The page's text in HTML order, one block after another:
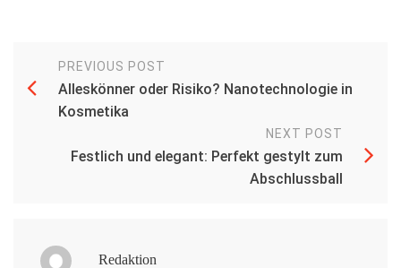
PREVIOUS POST
Alleskönner oder Risiko? Nanotechnologie in
Kosmetika
NEXT POST
Festlich und elegant: Perfekt gestylt zum
Abschlussball
Redaktion